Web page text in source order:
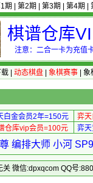
期 第2期 第3期 第4期
棋谱仓库
注意：二合一卡为充值
| 动态棋盘| 象棋赛事| 象
白金会员2年=150元
弈
仓库vip会员=100元 弈
编排大师 小河
关 微信:dpxqcom QQ号